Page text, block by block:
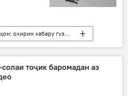
Коронавирус дар Русия ва ҷаҳон: охирин хабару гузоришҳо
маризӣ
тоҷик баромадан аз